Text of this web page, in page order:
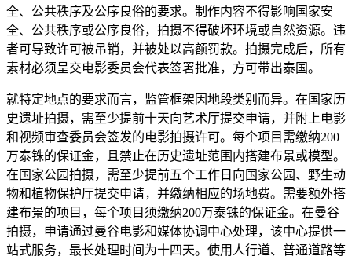
全、公共秩序及公序良俗的要求。制作内容不得影响国家安
全、公共秩序或公序良俗，拍摄不得破坏环境或自然资源。违
者可导致许可被吊销，并被处以高额罚款。拍摄完成后，所有
素材必须呈交电影委员会代表签署批准，方可带出泰国。
就特定地点的要求而言，监管框架因地段类别而异。在国家历
史遗址拍摄，需至少提前十天向艺术厅提交申请，并附上电影
和视频审查委员会签发的电影拍摄许可。每个项目需缴纳200
万泰铢的保证金，且禁止在历史遗址范围内搭建布景或模型。
在国家公园拍摄，需至少提前五个工作日向国家公园、野生动
物和植物保护厅提交申请，并缴纳相应的场地费。需要额外搭
建布景的项目，每个项目须缴纳200万泰铢的保证金。在曼谷
拍摄，申请通过曼谷电影和媒体协调中心处理，该中心提供一
站式服务，最长处理时间为十四天。使用人行道、普通道路等